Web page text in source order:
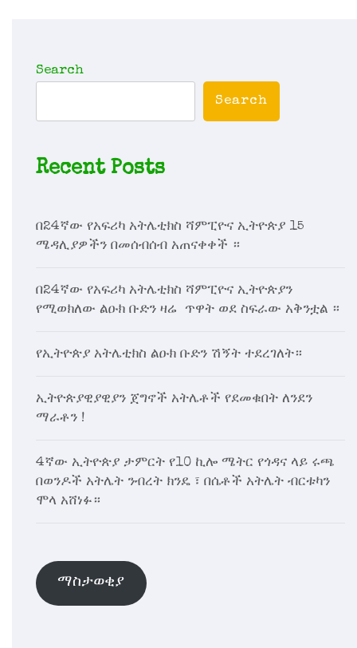
Search
Search
Recent Posts
በ24ኛው የአፍሪካ አትሌቲክስ ሻምፒዮና ኢትዮጵያ 15
ሜዳሊያዎችን በመሰብሰብ አጠናቀቀች ።
በ24ኛው የአፍሪካ አትሌቲክስ ሻምፒዮና ኢትዮጵያን
የሚወክለው ልዑክ ቡድን ዛሬ ጥዋት ወደ ስፍራው አቅንቷል ።
የኢትዮጵያ አትሌቲክስ ልዑክ ቡድን ሽኝት ተደረገለት።
ኢትዮጵያዊያዊያን ጀግኖች አትሌቶች የደመቁበት ለንደን
ማራቶን !
4ኛው ኢትዮጵያ ታምርት የ10 ኪሎ ሜትር የጎዳና ላይ ሩጫ
በወንዶች አትሌት ንብረት ክንዴ ፣ በሴቶች አትሌት ብርቱካን
ሞላ አሸነፉ።
ማስታወቂያ